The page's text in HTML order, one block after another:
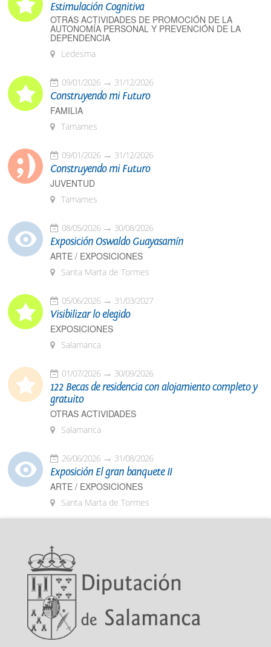
Estimulación Cognitiva
OTRAS ACTIVIDADES DE PROMOCIÓN DE LA
AUTONOMÍA PERSONAL Y PREVENCIÓN DE LA
DEPENDENCIA
Ledesma
09/01/2026 31/12/2026
Construyendo mi Futuro
FAMILIA
Tamames
09/01/2026 31/12/2026
Construyendo mi Futuro
JUVENTUD
Tamames
08/05/2026 30/08/2026
Exposición Oswaldo Guayasamín
ARTE / EXPOSICIONES
Santa Marta de Tormes
05/06/2026 31/03/2027
Visibilizar lo elegido
EXPOSICIONES
Salamanca
01/07/2026 30/09/2026
122 Becas de residencia con alojamiento completo y
gratuito
OTRAS ACTIVIDADES
Salamanca
26/06/2026 31/08/2026
Exposición El gran banquete II
ARTE / EXPOSICIONES
Santa Marta de Tormes